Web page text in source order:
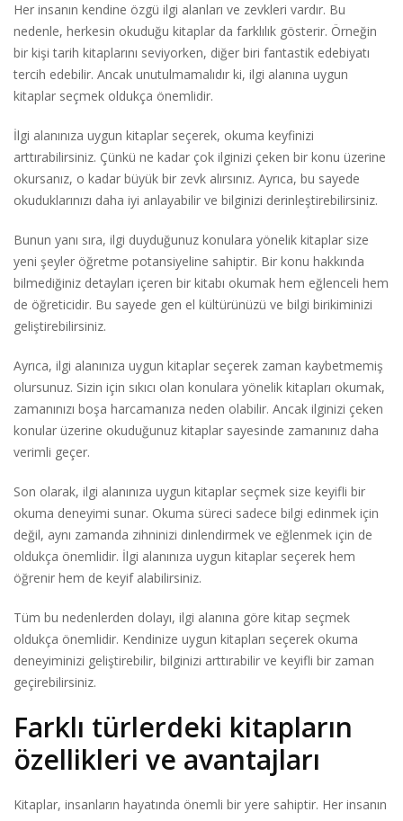
Her insanın kendine özgü ilgi alanları ve zevkleri vardır. Bu
nedenle, herkesin okuduğu kitaplar da farklılık gösterir. Örneğin
bir kişi tarih kitaplarını seviyorken, diğer biri fantastik edebiyatı
tercih edebilir. Ancak unutulmamalıdır ki, ilgi alanına uygun
kitaplar seçmek oldukça önemlidir.
İlgi alanınıza uygun kitaplar seçerek, okuma keyfinizi
arttırabilirsiniz. Çünkü ne kadar çok ilginizi çeken bir konu üzerine
okursanız, o kadar büyük bir zevk alırsınız. Ayrıca, bu sayede
okuduklarınızı daha iyi anlayabilir ve bilginizi derinleştirebilirsiniz.
Bunun yanı sıra, ilgi duyduğunuz konulara yönelik kitaplar size
yeni şeyler öğretme potansiyeline sahiptir. Bir konu hakkında
bilmediğiniz detayları içeren bir kitabı okumak hem eğlenceli hem
de öğreticidir. Bu sayede gen el kültürünüzü ve bilgi birikiminizi
geliştirebilirsiniz.
Ayrıca, ilgi alanınıza uygun kitaplar seçerek zaman kaybetmemiş
olursunuz. Sizin için sıkıcı olan konulara yönelik kitapları okumak,
zamanınızı boşa harcamanıza neden olabilir. Ancak ilginizi çeken
konular üzerine okuduğunuz kitaplar sayesinde zamanınız daha
verimli geçer.
Son olarak, ilgi alanınıza uygun kitaplar seçmek size keyifli bir
okuma deneyimi sunar. Okuma süreci sadece bilgi edinmek için
değil, aynı zamanda zihninizi dinlendirmek ve eğlenmek için de
oldukça önemlidir. İlgi alanınıza uygun kitaplar seçerek hem
öğrenir hem de keyif alabilirsiniz.
Tüm bu nedenlerden dolayı, ilgi alanına göre kitap seçmek
oldukça önemlidir. Kendinize uygun kitapları seçerek okuma
deneyiminizi geliştirebilir, bilginizi arttırabilir ve keyifli bir zaman
geçirebilirsiniz.
Farklı türlerdeki kitapların
özellikleri ve avantajları
Kitaplar, insanların hayatında önemli bir yere sahiptir. Her insanın